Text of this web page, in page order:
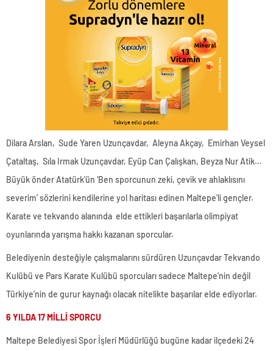
Dilara Arslan, Sude Yaren Uzunçavdar, Aleyna Akçay, Emirhan Veysel
Çataltaş, Sıla Irmak Uzunçavdar, Eyüp Can Çalışkan, Beyza Nur Atik…
Büyük önder Atatürk'ün ‘Ben sporcunun zeki, çevik ve ahlaklısını
severim’ sözlerini kendilerine yol haritası edinen Maltepe’li gençler.
Karate ve tekvando alanında elde ettikleri başarılarla olimpiyat
oyunlarında yarışma hakkı kazanan sporcular.
Belediyenin desteğiyle çalışmalarını sürdüren Uzunçavdar Tekvando
Kulübü ve Pars Karate Kulübü sporcuları sadece Maltepe’nin değil
Türkiye’nin de gurur kaynağı olacak nitelikte başarılar elde ediyorlar.
6 YILDA 17 MİLLİ SPORCU
Maltepe Belediyesi Spor İşleri Müdürlüğü bugüne kadar ilçedeki 24